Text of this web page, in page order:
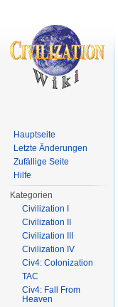
Hauptseite
Letzte Änderungen
Zufällige Seite
Hilfe
Kategorien
Civilization I
Civilization II
Civilization III
Civilization IV
Civ4: Colonization
TAC
Civ4: Fall From
Heaven